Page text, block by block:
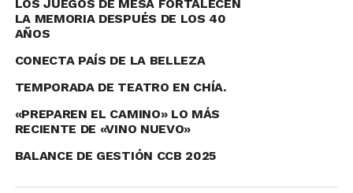
no había riesgo alguno; todo estaba planeado, aunque
mi mamá no estaba del todo convencida. Mi cirugía fue
exitosa y con la bomba del dolor, manejé perfectamente
entonces, pues mi parte cognitiva y memoria se vieron
seriamente afectadas por esta enfermedad.
LOS JUEGOS DE MESA FORTALECEN
LA MEMORIA DESPUÉS DE LOS 40
AÑOS
CONECTA PAÍS DE LA BELLEZA
TEMPORADA DE TEATRO EN CHÍA.
«PREPAREN EL CAMINO» LO MÁS
RECIENTE DE «VINO NUEVO»
BALANCE DE GESTIÓN CCB 2025